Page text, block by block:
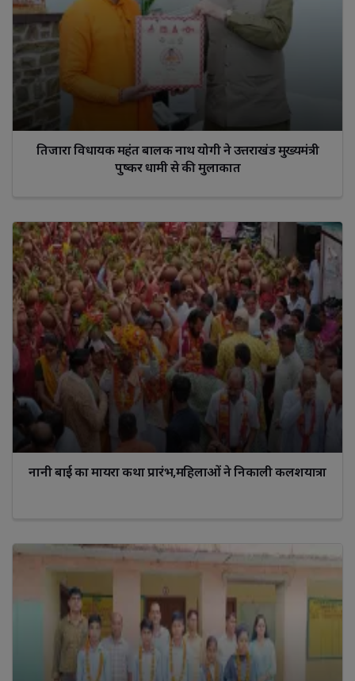
तिजारा विधायक महंत बालक नाथ योगी ने उत्तराखंड मुख्यमंत्री
पुष्कर धामी से की मुलाकात
नानी बाई का मायरा कथा प्रारंभ,महिलाओं ने निकाली कलशयात्रा